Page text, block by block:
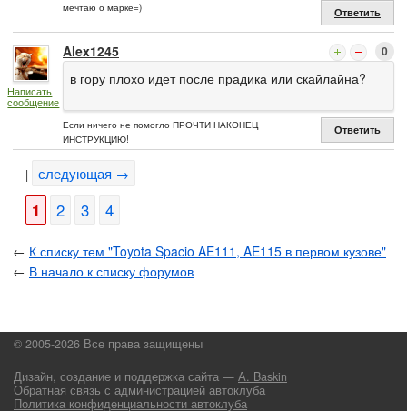
мечтаю о марке=) Ответить
Написать
сообщение
Alex1245 0
в гору плохо идет после прадика или скайлайна?
Если ничего не помогло ПРОЧТИ НАКОНЕЦ
ИНСТРУКЦИЮ!
Ответить
| следующая →
1 2 3 4
← К списку тем "Toyota Spacio AE111, AE115 в первом кузове"
← В начало к списку форумов
© 2005-2026 Все права защищены
Дизайн, создание и поддержка сайта — А. Baskin
Обратная связь с администрацией автоклуба
Политика конфиденциальности автоклуба